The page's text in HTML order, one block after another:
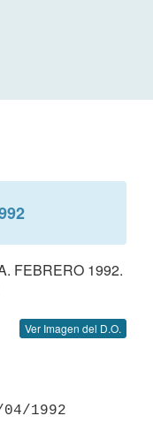
FEBRERO 1992.
Ver Imagen del D.O.
1992